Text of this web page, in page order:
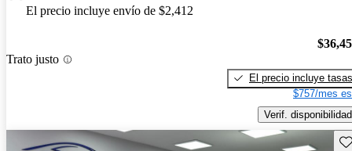
El precio incluye envío de $2,412
Trato justo
El precio incluye tasas
$757/mes
Verif. disponibilidad